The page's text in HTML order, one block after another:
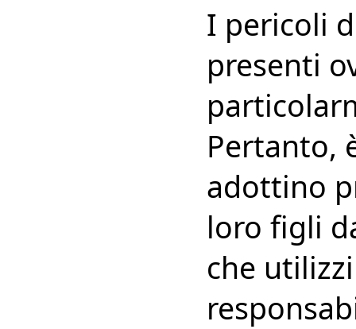
I pericoli
presenti
Pertanto,
adottino
loro figli
che